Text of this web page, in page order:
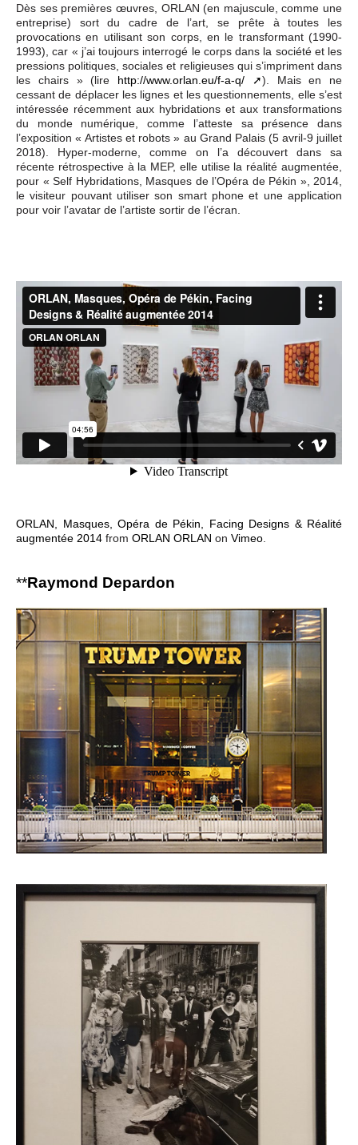
Dès ses premières œuvres, ORLAN (en majuscule, comme une
entreprise) sort du cadre de l’art, se prête à toutes les
provocations en utilisant son corps, en le transformant (1990-
1993), car « j’ai toujours interrogé le corps dans la société et les
pressions politiques, sociales et religieuses qui s’impriment dans
les chairs » (lire http://www.orlan.eu/f-a-q/
). Mais en ne
cessant de déplacer les lignes et les questionnements, elle s’est
intéressée récemment aux hybridations et aux transformations
du monde numérique, comme l’atteste sa présence dans
l’exposition « Artistes et robots » au Grand Palais (5 avril-9 juillet
2018). Hyper-moderne, comme on l’a découvert dans sa
récente rétrospective à la MEP, elle utilise la réalité augmentée,
pour « Self Hybridations, Masques de l’Opéra de Pékin », 2014,
le visiteur pouvant utiliser son smart phone et une application
pour voir l’avatar de l’artiste sortir de l’écran.
ORLAN, Masques, Opéra de Pékin, Facing Designs & Réalité
augmentée 2014 from ORLAN ORLAN on Vimeo
**Raymond Depardon